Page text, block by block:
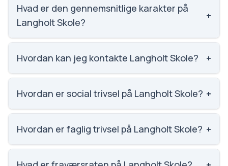
nummer 1893 ud af 3143 skoler.
Hvad er den gennemsnitlige karakter på
Langholt Skole?
+
Vi har ikke data om karaktergennemsnittet for
Langholt Skole.
Hvordan kan jeg kontakte Langholt Skole? +
Email: langholtskole@aalborg.dk. Telefon: 9825
6479. Adresse: Langholt Skole Øster Hassingvej 1,
Hvordan er social trivsel på Langholt Skole? +
Social trivsel på Langholt Skole er 4.4 ud af 5,
nummer 17 ud af 3143 skoler. Scoren er baseret på
Hvordan er faglig trivsel på Langholt Skole? +
Faglig trivsel på Langholt Skole er 3.9 ud af 5,
nummer 42 ud af 3143 skoler. Scoren er baseret på